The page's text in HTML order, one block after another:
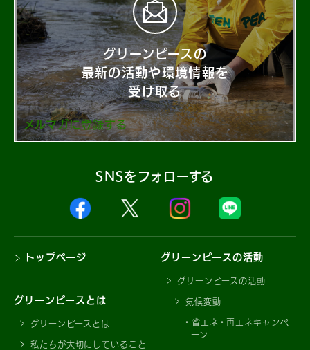
グリーンピースの
最新の活動や環境情報を
受け取る
メルマガに登録する
SNSをフォローする
トップページ
グリーンピースとは
グリーンピースとは
私たちが大切にしていること
グリーンピースの活動
グリーンピースの活動
気候変動
省エネ・再エネキャンペ
ーン